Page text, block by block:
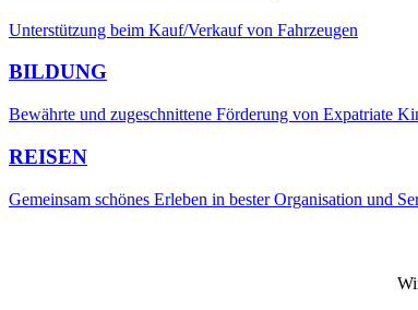
Unterstützung beim Kauf/Verkauf von Fahrzeugen
BILDUNG
Bewährte und zugeschnittene Förderung von Expatriate
REISEN
Gemeinsam schönes Erleben in bester Organisation und